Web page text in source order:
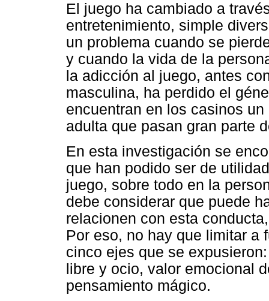
El juego ha cambiado a
entretenimiento, simple
un problema cuando se
y cuando la vida de la
la adicción al juego, antes
masculina, ha perdido el
encuentran en los casinos
adulta que pasan gran parte
En esta investigación se
que han podido ser de
juego, sobre todo en la
debe considerar que puede
relacionen con esta
Por eso, no hay que limitar a
cinco ejes que se
libre y ocio, valor emocional
pensamiento mágico.